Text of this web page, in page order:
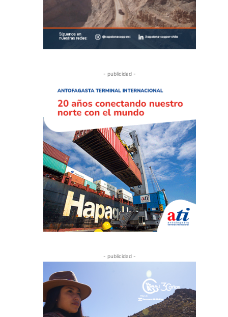
- publicidad -
- publicidad -